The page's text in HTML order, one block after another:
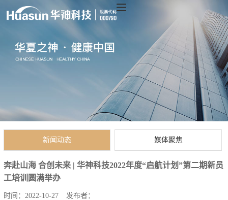
新闻动态 媒体聚焦
奔赴山海 合创未来 | 华神科技2022年度“启航计划”第二期新员
工培训圆满举办
时间： 2022-10-27 发布者：